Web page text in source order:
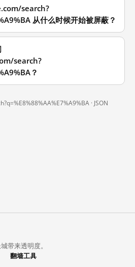
search?
从什么时候开始被屏蔽？
search?
？
· JSON
带来透明度。
翻墙工具